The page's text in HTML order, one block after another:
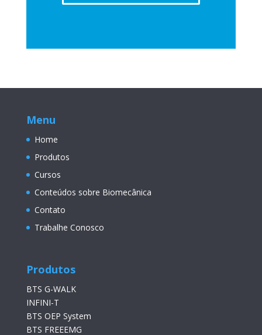
Menu
Home
Produtos
Cursos
Conteúdos sobre Biomecânica
Contato
Trabalhe Conosco
Produtos
BTS G-WALK
INFINI-T
BTS OEP System
BTS FREEEMG